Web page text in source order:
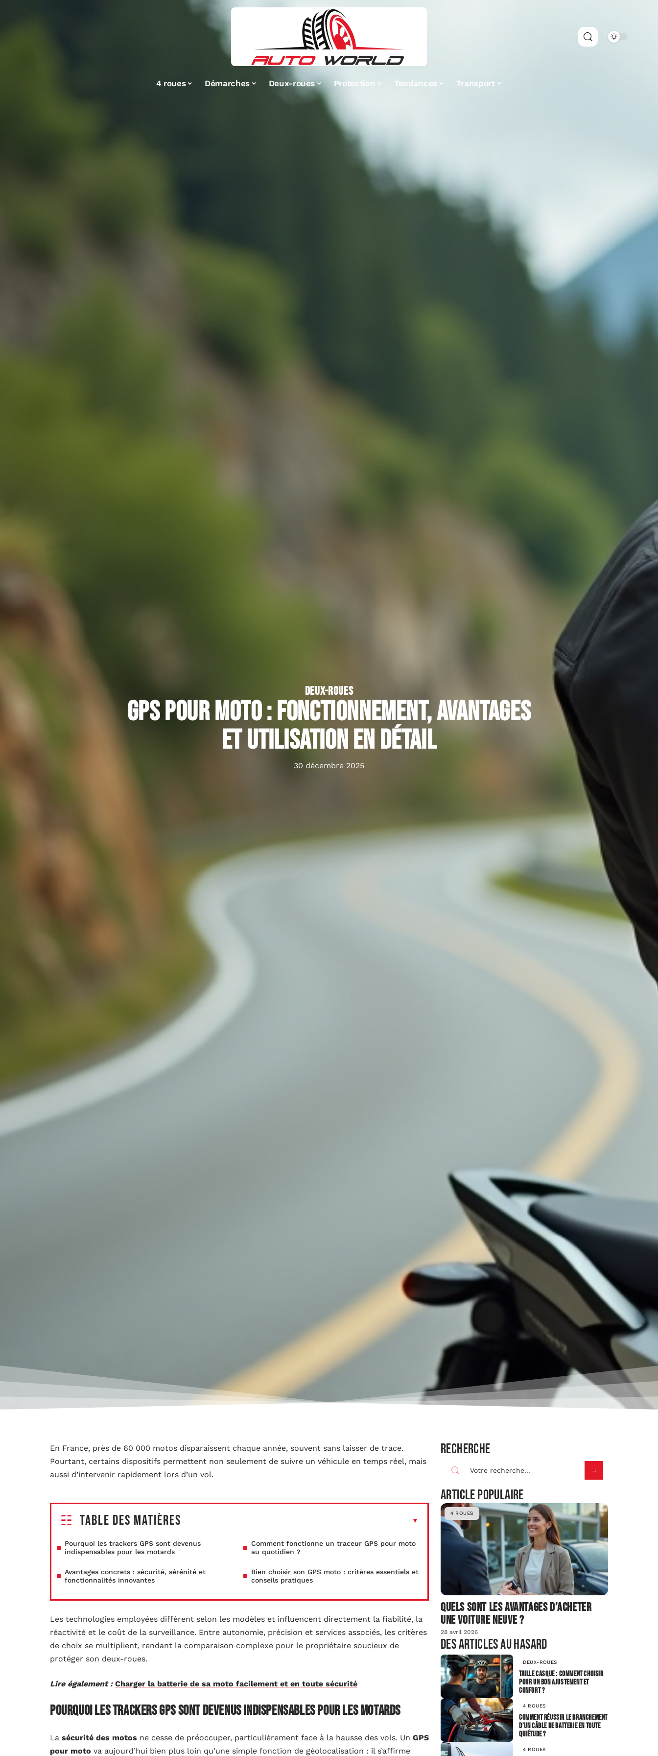
4 roues Démarches Deux-roues Protection Tendances Transport
DEUX-ROUES
GPS pour moto : fonctionnement, avantages
et utilisation en détail
30 décembre 2025
En France, près de 60 000 motos disparaissent chaque année, souvent sans laisser de trace.
Pourtant, certains dispositifs permettent non seulement de suivre un véhicule en temps réel, mais
aussi d’intervenir rapidement lors d’un vol.
Table des matières
Pourquoi les trackers GPS sont devenus
indispensables pour les motards
Comment fonctionne un traceur GPS pour moto
au quotidien ?
Avantages concrets : sécurité, sérénité et
fonctionnalités innovantes
Bien choisir son GPS moto : critères essentiels et
conseils pratiques
Les technologies employées diffèrent selon les modèles et influencent directement la fiabilité, la
réactivité et le coût de la surveillance. Entre autonomie, précision et services associés, les critères
de choix se multiplient, rendant la comparaison complexe pour le propriétaire soucieux de
protéger son deux-roues.
Lire également : Charger la batterie de sa moto facilement et en toute sécurité
Pourquoi les trackers GPS sont devenus indispensables pour les motards
La sécurité des motos ne cesse de préoccuper, particulièrement face à la hausse des vols. Un GPS
pour moto va aujourd’hui bien plus loin qu’une simple fonction de géolocalisation : il s’affirme
Recherche
Article populaire
4 ROUES
Quels sont les avantages d’acheter
une voiture neuve ?
28 avril 2026
Des articles au hasard
DEUX-ROUES
Taille casque : Comment choisir
pour un bon ajustement et
confort ?
4 ROUES
Comment réussir le branchement
d’un câble de batterie en toute
quiétude ?
4 ROUES